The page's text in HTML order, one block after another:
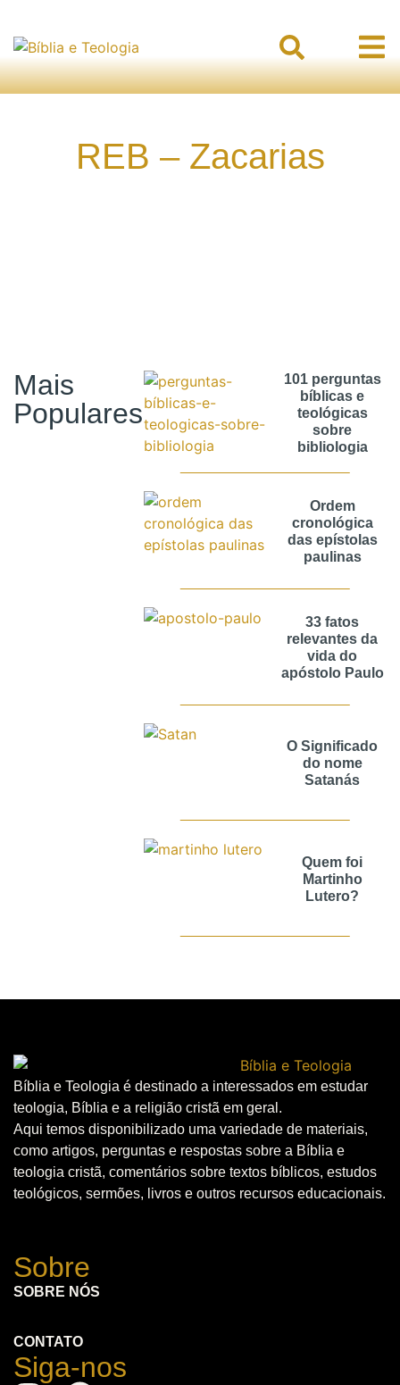
REB – Zacarias
Mais
Populares
101 perguntas
bíblicas e
teológicas
sobre
bibliologia
Ordem
cronológica
das epístolas
paulinas
33 fatos
relevantes da
vida do
apóstolo Paulo
O Significado
do nome
Satanás
Quem foi
Martinho
Lutero?
Bíblia e Teologia é destinado a interessados em estudar
teologia, Bíblia e a religião cristã em geral.
Aqui temos disponibilizado uma variedade de materiais,
como artigos, perguntas e respostas sobre a Bíblia e
teologia cristã, comentários sobre textos bíblicos, estudos
teológicos, sermões, livros e outros recursos educacionais.
Sobre
SOBRE NÓS
CONTATO
Siga-nos